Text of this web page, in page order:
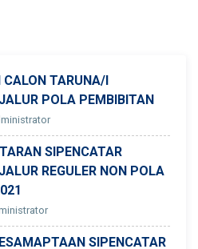
TARUNA/I
POLA PEMBIBITAN
SIPENCATAR
REGULER NON POLA
SIPENCATAR